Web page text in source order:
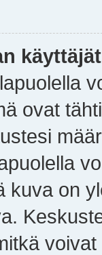
ovat
kuva on